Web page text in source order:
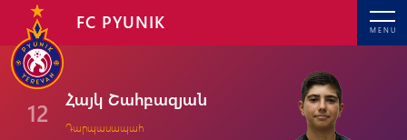
MENU
FC PYUNIK
12 Հայկ Շահբազյան
Դարպասապահ